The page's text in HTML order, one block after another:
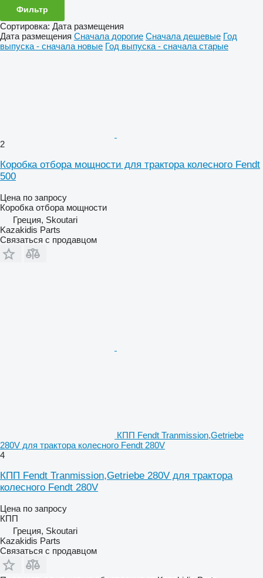
Фильтр
Сортировка: Дата размещения
Дата размещения Сначала дорогие Сначала дешевые Год
выпуска - сначала новые Год выпуска - сначала старые
2
Коробка отбора мощности для трактора колесного Fendt
500
Цена по запросу
Коробка отбора мощности
Греция, Skoutari
Kazakidis Parts
Связаться с продавцом
КПП Fendt Tranmission,Getriebe
280V для трактора колесного Fendt 280V
4
КПП Fendt Tranmission,Getriebe 280V для трактора
колесного Fendt 280V
Цена по запросу
КПП
Греция, Skoutari
Kazakidis Parts
Связаться с продавцом